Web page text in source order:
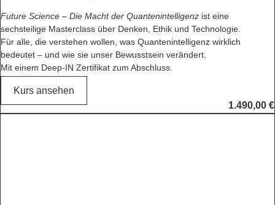
Future Science – Die Macht der Quantenintelligenz ist eine
sechsteilige Masterclass über Denken, Ethik und Technologie.
Für alle, die verstehen wollen, was Quantenintelligenz wirklich
bedeutet – und wie sie unser Bewusstsein verändert.
Mit einem Deep-IN Zertifikat zum Abschluss.
Kurs ansehen
1.490,00 €